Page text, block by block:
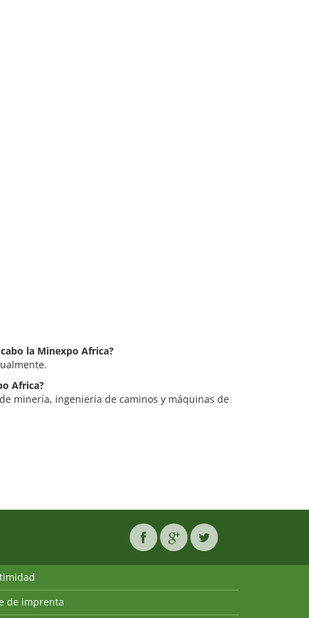
la Minexpo Africa?
Africa?
minería, ingeniería de caminos y máquinas de
de imprenta